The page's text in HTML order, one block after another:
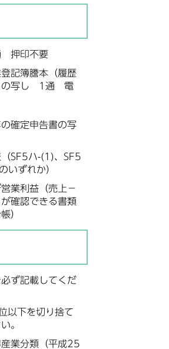
押印不要
記簿謄本（履歴
の写し 1通 電
確定申告書の写
SF5ハ-(1)、SF5
いずれか）
業利益（売上－
確認できる書類
）
ず記載してくだ
以下を切り捨て
。
業分類（平成25